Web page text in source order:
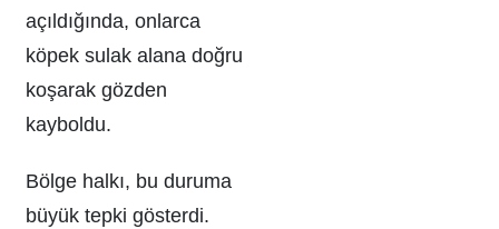
açıldığında, onlarca
köpek sulak alana doğru
koşarak gözden
kayboldu.
Bölge halkı, bu duruma
büyük tepki gösterdi.